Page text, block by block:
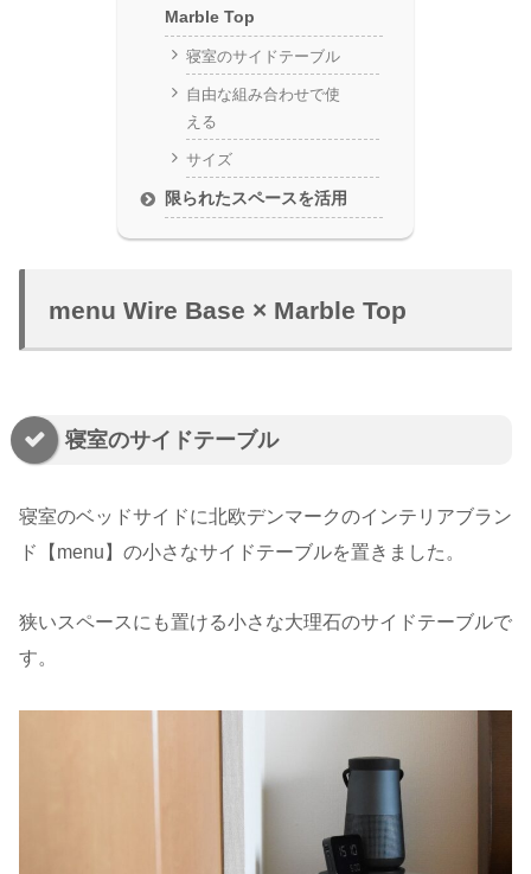
Marble Top
寝室のサイドテーブル
自由な組み合わせで使
える
サイズ
限られたスペースを活用
menu Wire Base × Marble Top
寝室のサイドテーブル
寝室のベッドサイドに北欧デンマークのインテリアブラン
ド【menu】の小さなサイドテーブルを置きました。
狭いスペースにも置ける小さな大理石のサイドテーブルで
す。